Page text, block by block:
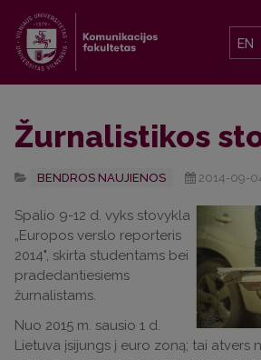
EN
Žurnalistikos
BENDROS NAUJIENOS 2014-09-
Spalio 9-12 d. vyks stovykla
„Europos verslo reporteris
2014", skirta studentams bei
pradedantiesiems
žurnalistams.
Nuo 2015 m. sausio 1 d.
Lietuva įsijungs į euro zoną; tai atvers